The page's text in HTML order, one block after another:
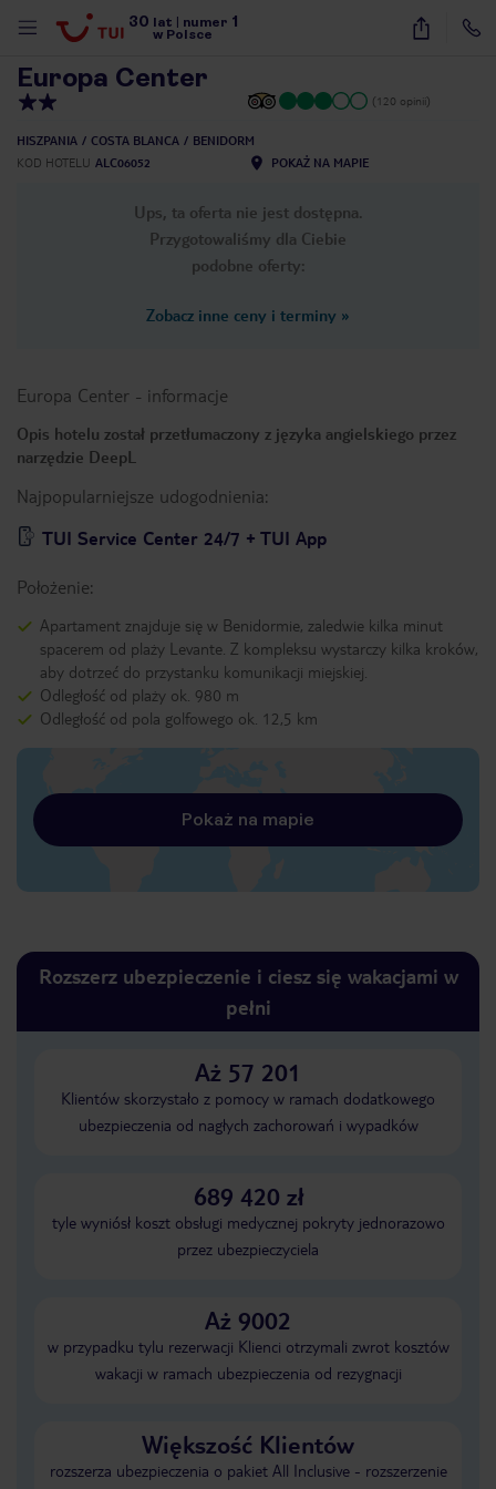
30 lat numer 1
w Polsce
15
Europa Center
(120 opinii)
HISZPANIA COSTA BLANCA
BENIDORM
KOD HOTELU ALC06052 POKAŻ NA MAPIE
Ups, ta oferta nie jest dostępna.
Przygotowaliśmy dla Ciebie
podobne oferty:
Zobacz inne ceny i terminy »
Europa Center - informacje
Opis hotelu został przetłumaczony z języka angielskiego przez
narzędzie DeepL
Najpopularniejsze udogodnienia:
TUI Service Center 24/7 + TUI App
Położenie:
Apartament znajduje się w Benidormie, zaledwie kilka minut
spacerem od plaży Levante. Z kompleksu wystarczy kilka kroków,
aby dotrzeć do przystanku komunikacji miejskiej.
Odległość od plaży ok. 980 m
Odległość od pola golfowego ok. 12,5 km
Pokaż na mapie
Rozszerz ubezpieczenie i ciesz się wakacjami w
pełni
Aż 57 201
Klientów skorzystało z pomocy w ramach dodatkowego
ubezpieczenia od nagłych zachorowań i wypadków
689 420 zł
tyle wyniósł koszt obsługi medycznej pokryty jednorazowo
przez ubezpieczyciela
Aż 9002
w przypadku tylu rezerwacji Klienci otrzymali zwrot kosztów
wakacji w ramach ubezpieczenia od rezygnacji
Większość Klientów
rozszerza ubezpieczenia o pakiet All Inclusive - rozszerzenie